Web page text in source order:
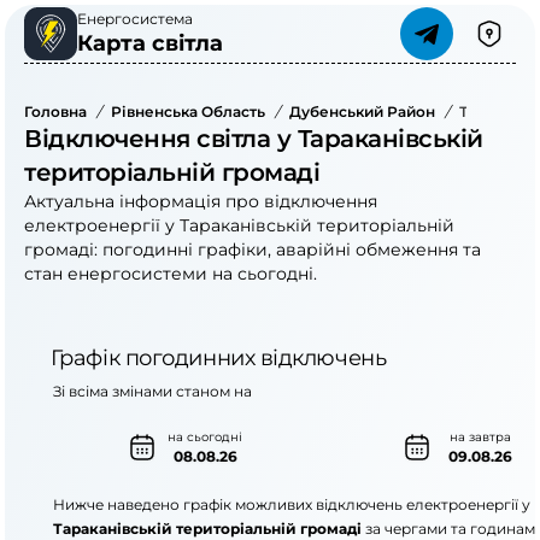
Енергосистема
Карта світла
Головна / Рівненська Область / Дубенський Район /
Відключення світла у Тараканівській
територіальній громаді
Актуальна інформація про відключення
електроенергії у Тараканівській територіальній
громаді: погодинні графіки, аварійні обмеження та
стан енергосистеми на сьогодні.
Графік погодинних відключень
на сьогодні
08.08.26
на завтра
09.08.26
Зі всіма змінами станом на
Нижче наведено графік можливих відключень електроенергії у
Тараканівській територіальній громаді за чергами та